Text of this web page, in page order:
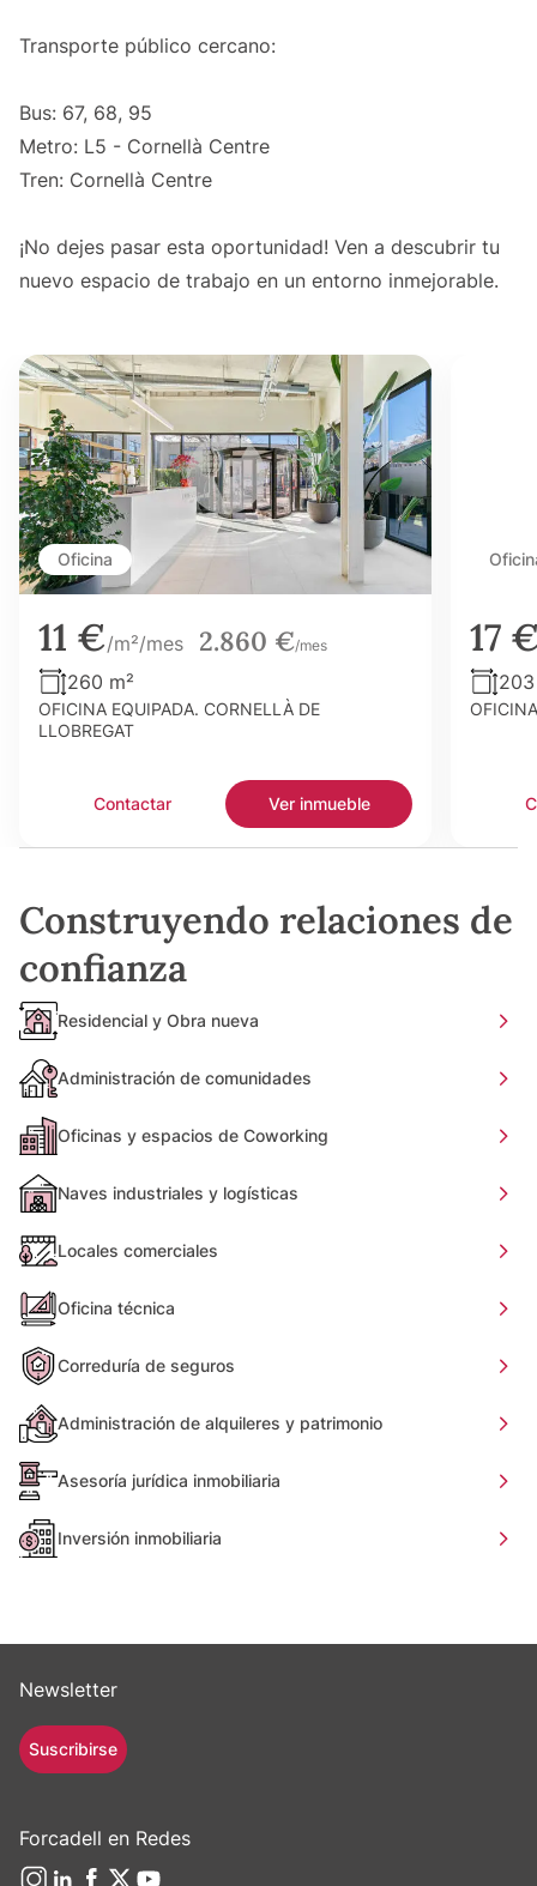
Transporte público cercano:
Bus: 67, 68, 95
Metro: L5 - Cornellà Centre
Tren: Cornellà Centre
¡No dejes pasar esta oportunidad! Ven a descubrir tu
nuevo espacio de trabajo en un entorno inmejorable.
Oficina
11 €/m²/mes 2.860 €/mes
260 m²
OFICINA EQUIPADA. CORNELLÀ DE
LLOBREGAT
Contactar Ver inmueble
17
Construyendo relaciones de
confianza
Residencial y Obra nueva
Administración de comunidades
Oficinas y espacios de Coworking
Naves industriales y logísticas
Locales comerciales
Oficina técnica
Correduría de seguros
Administración de alquileres y patrimonio
Asesoría jurídica inmobiliaria
Inversión inmobiliaria
Newsletter
Suscribirse
Forcadell en Redes